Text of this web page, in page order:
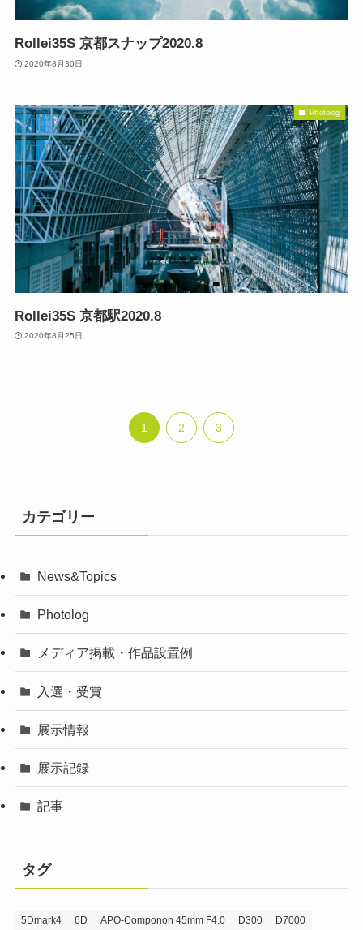
Rollei35S 京都スナップ2020.8
2020年8月30日
Photolog
Rollei35S 京都駅2020.8
2020年8月25日
1 2 3
カテゴリー
News&Topics
Photolog
メディア掲載・作品設置例
入選・受賞
展示情報
展示記録
記事
タグ
5Dmark4 6D APO-Componon 45mm F4.0 D300 D7000